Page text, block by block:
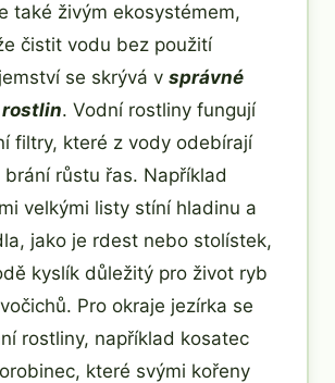
také živým ekosystémem,
čistit vodu bez použití
se skrývá v správné
. Vodní rostliny fungují
filtry, které z vody odebírají
růstu řas. Například
velkými listy stíní hladinu a
jako je rdest nebo stolístek,
kyslík důležitý pro život ryb
Pro okraje jezírka se
rostliny, například kosatec
které svými kořeny